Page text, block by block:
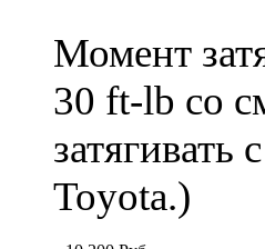
Момент
30 ft-lb со
затягивать
Toyota.)